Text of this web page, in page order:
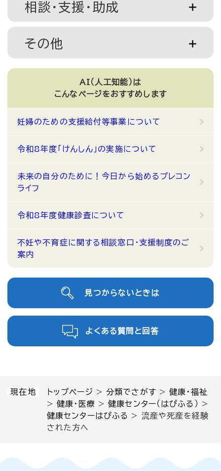
現在地 トップページ >分類でさがす >健康・福祉
>健康・医療 >健康センター（はぴふる）
>
健康センターはぴふる > 流産や死産を経験
された方へ
相談・支援・助成
その他
AI（人工知能）は
こんなページをおすすめします
妊婦のための支援給付等事業について
令和8年度「けんしん」の実施について
未来の自分のために！今日から始めるプレコン
ライフ
令和8年度健康診査について
不妊や不育症に関する相談窓口・支援制度のご
案内
見つからないときは
よくある質問と回答